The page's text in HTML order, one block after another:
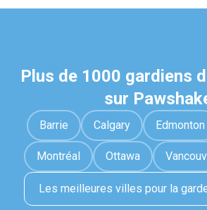
Plus de 1000 gardiens
sur
Barrie Calgary Edmonton
Montréal Ottawa
Les meilleures villes pour la